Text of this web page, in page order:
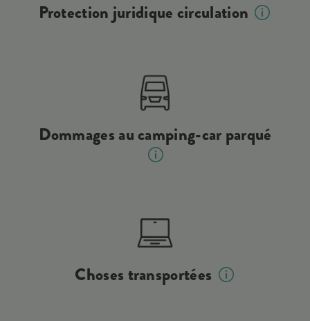
Protection juridique circulation
Dommages au camping-car parqué
Choses transportées